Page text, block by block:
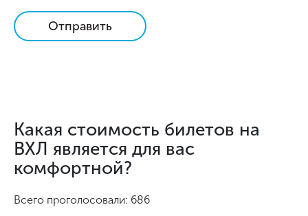
Отправить
Какая стоимость билетов на
ВХЛ является для вас
комфортной?
Всего проголосовали: 686